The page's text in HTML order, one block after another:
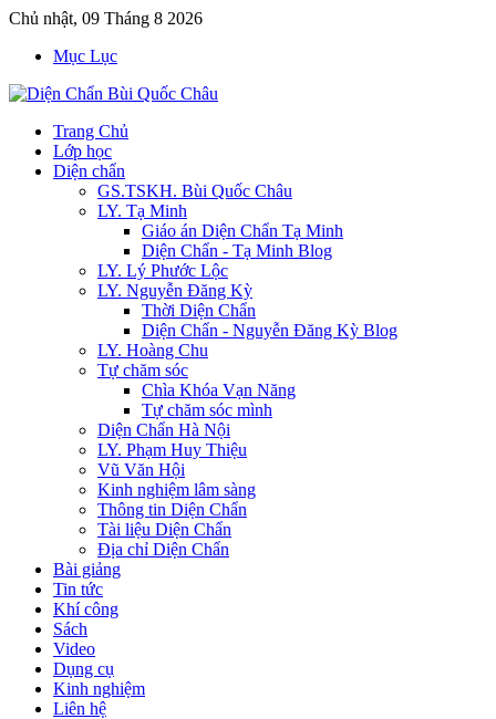
Chủ nhật, 09 Tháng 8 2026
Mục Lục
Trang Chủ
Lớp học
Diện chẩn
GS.TSKH. Bùi Quốc Châu
LY. Tạ Minh
Giáo án Diện Chẩn Tạ Minh
Diện Chẩn - Tạ Minh Blog
LY. Lý Phước Lộc
LY. Nguyễn Đăng Kỳ
Thời Diện Chẩn
Diện Chẩn - Nguyễn Đăng Kỳ Blog
LY. Hoàng Chu
Tự chăm sóc
Chìa Khóa Vạn Năng
Tự chăm sóc mình
Diện Chẩn Hà Nội
LY. Phạm Huy Thiệu
Vũ Văn Hội
Kinh nghiệm lâm sàng
Thông tin Diện Chẩn
Tài liệu Diện Chẩn
Địa chỉ Diện Chẩn
Bài giảng
Tin tức
Khí công
Sách
Video
Dụng cụ
Kinh nghiệm
Liên hệ